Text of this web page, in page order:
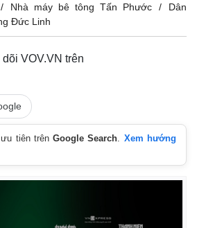
Nhà máy bê tông Tấn Phước
Dân
Đức Linh
VOV.VN trên
ưu tiên trênGoogle Search
Xem hướng